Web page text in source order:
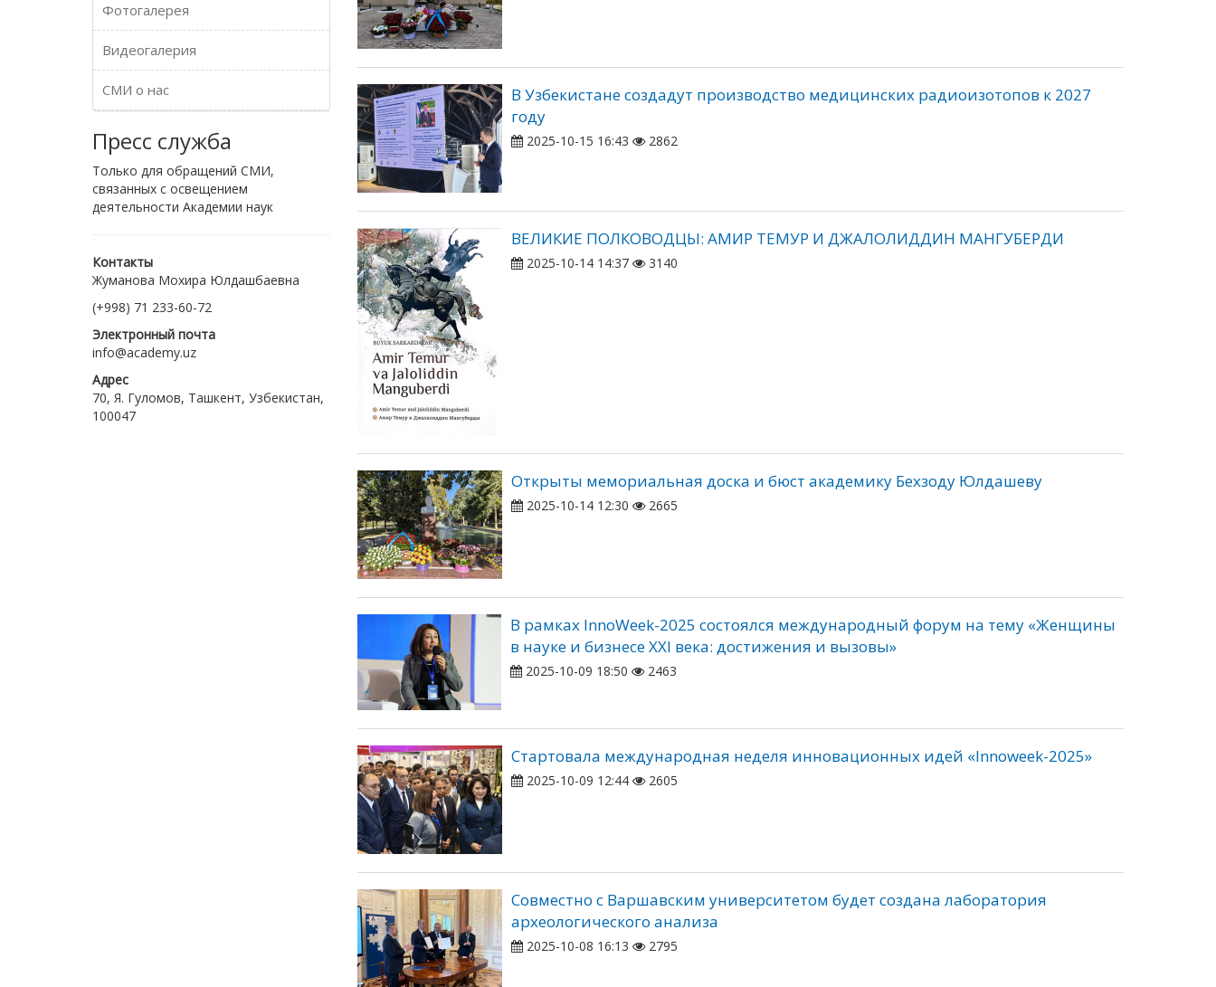
Фотогалерея
Видеогалерия
СМИ о нас
Пресс служба
Только для обращений СМИ,
связанных с освещением
деятельности Академии наук
Контакты
Жуманова Мохира Юлдашбаевна
(+998) 71 233-60-72
Электронный почта
info@academy.uz
Адрес
70, Я. Гуломов, Ташкент, Узбекистан,
100047
В Узбекистане создадут производство медицинских радиоизотопов к 2027
году
2025-10-15 16:43 2862
ВЕЛИКИЕ ПОЛКОВОДЦЫ: АМИР ТЕМУР И ДЖАЛОЛИДДИН МАНГУБЕРДИ
2025-10-14 14:37 3140
Открыты мемориальная доска и бюст академику Бехзоду Юлдашеву
2025-10-14 12:30 2665
В рамках InnoWeek-2025 состоялся международный форум на тему «Женщины
в науке и бизнесе XXI века: достижения и вызовы»
2025-10-09 18:50 2463
Стартовала международная неделя инновационных идей «Innoweek-2025»
2025-10-09 12:44 2605
Совместно с Варшавским университетом будет создана лаборатория
археологического анализа
2025-10-08 16:13 2795